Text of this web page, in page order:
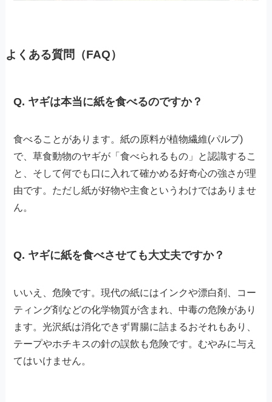
よくある質問（FAQ）
Q. ヤギは本当に紙を食べるのですか？
食べることがあります。紙の原料が植物繊維(パルプ)
で、草食動物のヤギが「食べられるもの」と認識するこ
と、そして何でも口に入れて確かめる好奇心の強さが理
由です。ただし紙が好物や主食というわけではありませ
ん。
Q. ヤギに紙を食べさせても大丈夫ですか？
いいえ、危険です。現代の紙にはインクや漂白剤、コー
ティング剤などの化学物質が含まれ、中毒の危険があり
ます。光沢紙は消化できず胃腸に詰まるおそれもあり、
テープやホチキスの針の誤飲も危険です。むやみに与え
てはいけません。